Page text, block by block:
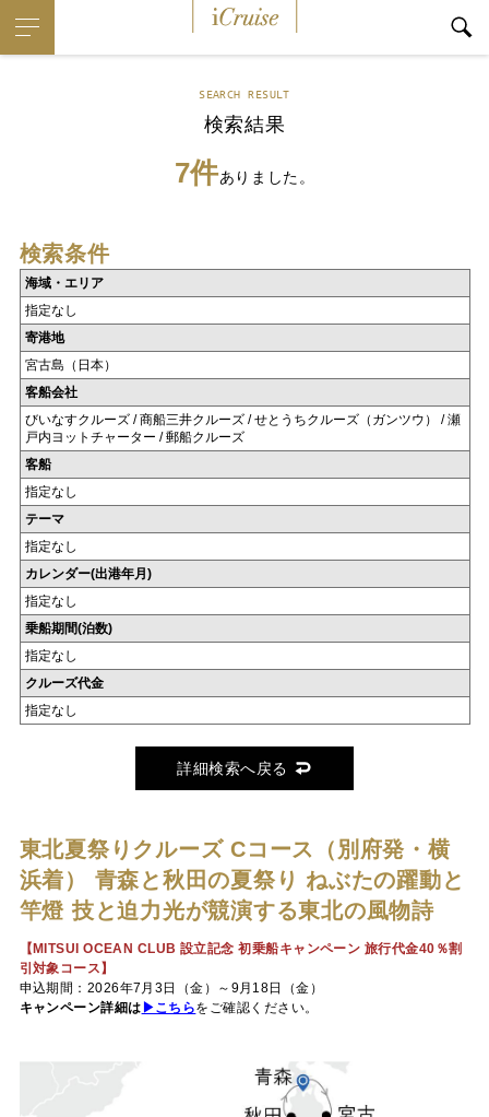
SEARCH RESULT
検索結果
7件ありました。
検索条件
海域・エリア
指定なし
寄港地
宮古島（日本）
客船会社
びいなすクルーズ / 商船三井クルーズ / せとうちクルーズ（ガンツウ） / 瀬
戸内ヨットチャーター / 郵船クルーズ
客船
指定なし
テーマ
指定なし
カレンダー(出港年月)
指定なし
乗船期間(泊数)
指定なし
クルーズ代金
指定なし
詳細検索へ戻る
東北夏祭りクルーズ Cコース（別府発・横
浜着） 青森と秋田の夏祭り ねぶたの躍動と
竿燈 技と迫力光が競演する東北の風物詩
【MITSUI OCEAN CLUB 設立記念 初乗船キャンペーン 旅行代金40％割
引対象コース】
申込期間：2026年7月3日（金）～9月18日（金）
キャンペーン詳細は ▶こちらをご確認ください。